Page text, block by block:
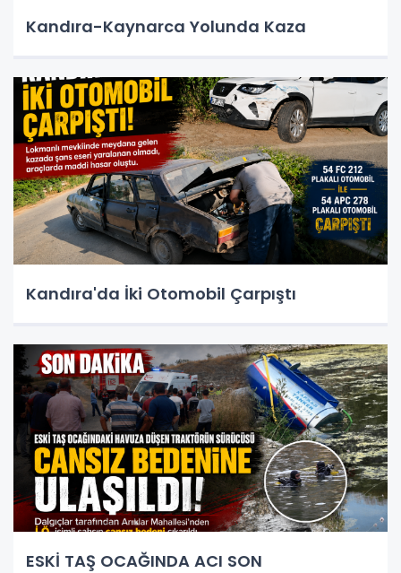
Kandıra-Kaynarca Yolunda Kaza
Kandıra'da İki Otomobil Çarpıştı
ESKİ TAŞ OCAĞINDA ACI SON